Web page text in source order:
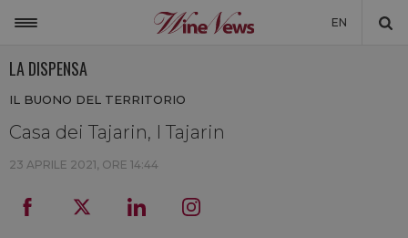
EN
MONDO
NON SOLO VINO
LA CANTINA DI WINENEWS
LA DISPENSA
IL BUONO DEL TERRITORIO
Casa dei Tajarin, I Tajarin
23 APRILE 2021, ORE 14:44